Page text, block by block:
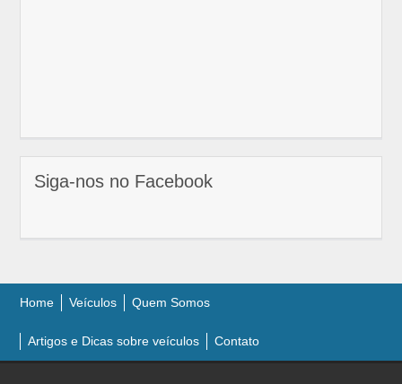
Siga-nos no Facebook
Home Veículos Quem Somos
Artigos e Dicas sobre veículos Contato